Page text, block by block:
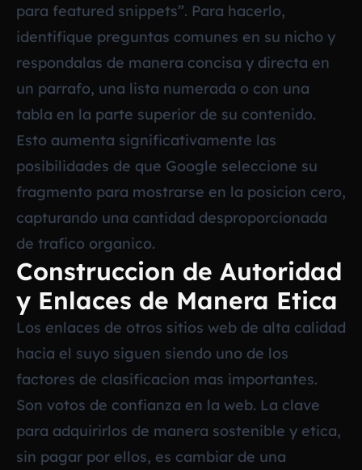
para featured snippets”. Para hacerlo,
identifique preguntas comunes en su nicho y
respondalas de manera concisa y directa en
un parrafo, una lista numerada o con una
tabla en la parte superior de su contenido.
Esto aumenta significativamente las
posibilidades de que Google seleccione su
fragmento para mostrarse en la posicion cero,
capturando una cantidad desproporcionada
de trafico organico.
Construccion de Autoridad
y Enlaces de Manera Etica
Los enlaces de otros sitios web de alta calidad
hacia el suyo siguen siendo uno de los
factores de clasificacion mas importantes.
Son votos de confianza en la web. La clave
para adquirirlos de manera sostenible y etica,
sin pagar por ellos, es cambiar de una